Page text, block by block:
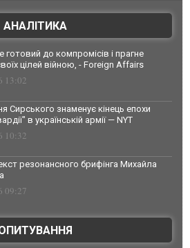
АНАЛІТИКА
готовий до компромісів і прагне
цілей війною, - Foreign Affairs
13:02
Сирського знаменує кінець епохи
в українській армії — NYT
10:32
резонансного брифінга Михайла
09:27